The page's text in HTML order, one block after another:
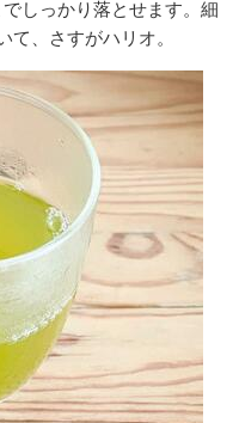
しっかり落とせます。細
、さすがハリオ。